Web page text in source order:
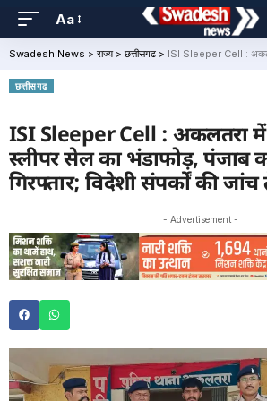
Aa
Swadesh News > राज्य> छत्तीसगढ > ISI Sleeper Cell : अकलतरा में ISI समर्थित स्लीपर सेल
छत्तीसगढ
ISI Sleeper Cell : अकलतरा में
स्लीपर सेल का भंडाफोड़, पंजाब
गिरफ्तार; विदेशी संपर्कों की
- Advertisement -